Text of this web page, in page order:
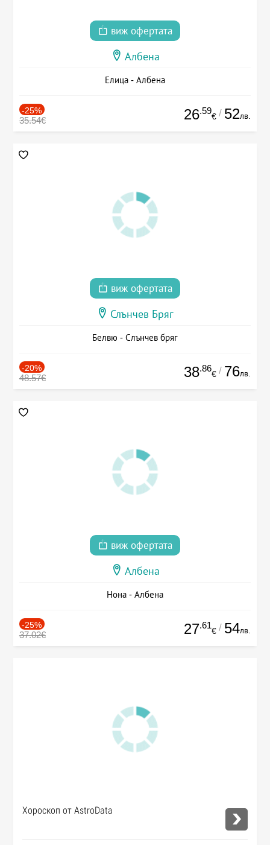
виж офертата
Албена
Елица - Албена
-25%
35.54€ 26.59
€ / 52лв.
виж офертата
Слънчев Бряг
Белвю - Слънчев бряг
-20%
48.57€ 38.86
€ / 76лв.
виж офертата
Албена
Нона - Албена
-25%
37.02€ 27.61
€ / 54лв.
Хороскоп от AstroData